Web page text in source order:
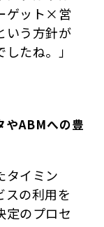
ゲット×営
いう方針が
たね。」
ABMへの豊
タイミン
スの利用を
定のプロセ